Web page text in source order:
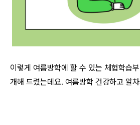
이렇게 여름방학에 할 수 있는 체험학습
개해 드렸는데요. 여름방학 건강하고 알